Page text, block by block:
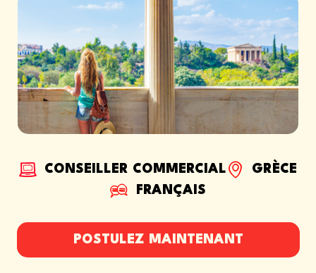
CONSEILLER COMMERCIAL
GRÈCE
FRANÇAIS
POSTULEZ MAINTENANT